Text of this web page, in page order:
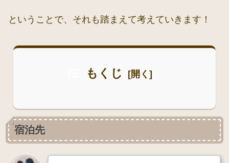
ということで、それも踏まえて考えていきます！
もくじ
宿泊先